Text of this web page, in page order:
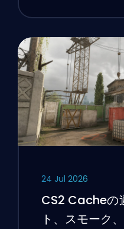
24 Jul 2026
CS2 Cacheの
ト、スモーク